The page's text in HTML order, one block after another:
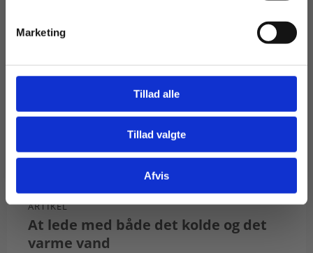
Marketing
Tillad alle
Tillad valgte
Afvis
ARTIKEL
At lede med både det kolde og det
varme vand
Gå til praxisOnline